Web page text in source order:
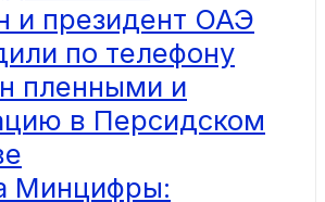
и президент ОАЭ
по телефону
пленными и
в Персидском
Минцифры: